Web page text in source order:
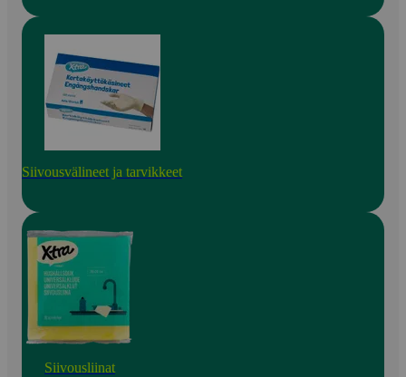
Siivousvälineet ja tarvikkeet
Siivousliinat